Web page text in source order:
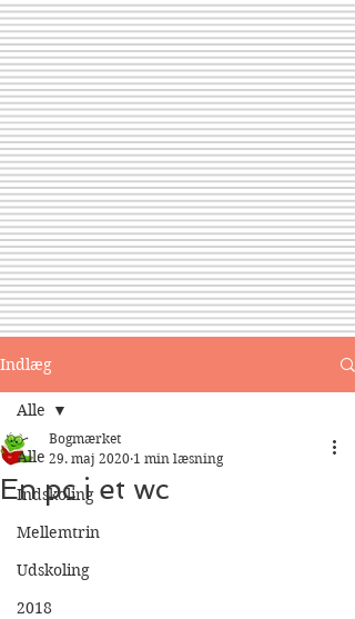
Indlæg
Alle
Indskoling
Mellemtrin
Udskoling
2018
Alle
En pc i et wc
Bogmærket
29. maj 2020 1 min læsning